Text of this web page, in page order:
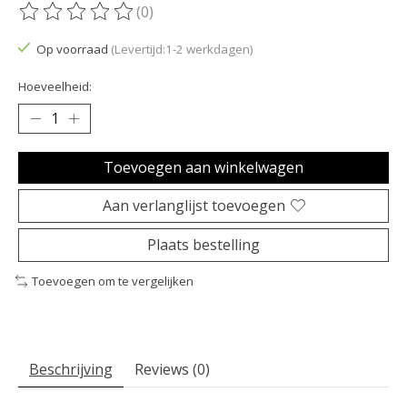
De beoordeling van dit product is
(0)
Op voorraad (Levertijd:1-2 werkdagen)
Hoeveelheid:
Toevoegen aan winkelwagen
Aan verlanglijst toevoegen
Plaats bestelling
Toevoegen om te vergelijken
Beschrijving Reviews (0)